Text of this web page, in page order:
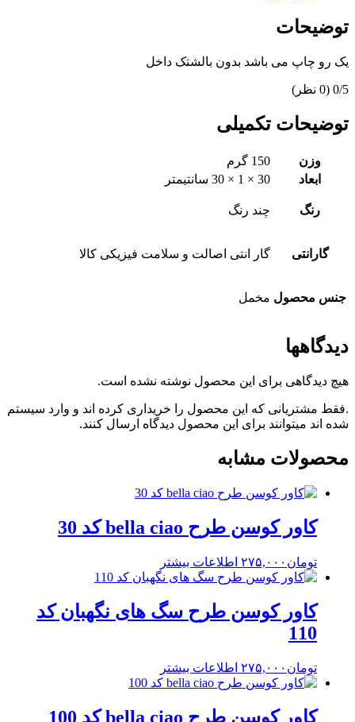
توضیحات
یک رو چاپ می باشد بدون بالشتک داخل
‫0/5 ‫(0 نظر)
توضیحات تکمیلی
وزن
150 گرم
ابعاد
30 × 1 × 30 سانتیمتر
رنگ چند رنگ
گارانتی گار انتی اصالت و سلامت فیزیکی کالا
جنس محصول مخمل
دیدگاهها
هیچ دیدگاهی برای این محصول نوشته نشده است.
.فقط مشتریانی که این محصول را خریداری کرده اند و وارد سیستم
شده اند میتوانند برای این محصول دیدگاه ارسال کنند.
محصولات مشابه
کاور کوسن طرح bella ciao کد 30
تومان ۲۷۵,۰۰۰ اطلاعات بیشتر
کاور کوسن طرح سگ های نگهبان کد
110
تومان ۲۷۵,۰۰۰ اطلاعات بیشتر
کاور کوسن طرح bella ciao کد 100